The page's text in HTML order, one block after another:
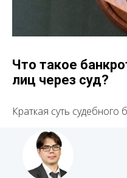
Что такое
лиц через суд?
Краткая суть судебного